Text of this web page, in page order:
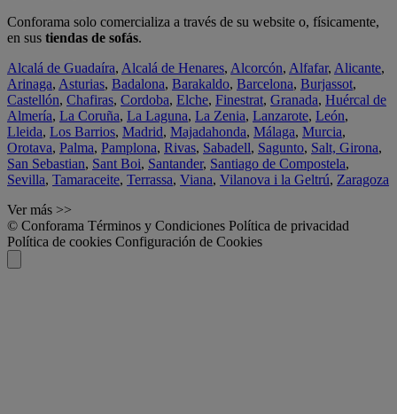
Conforama solo comercializa a través de su website o, físicamente,
en sus tiendas de sofás.
Alcalá de Guadaíra, Alcalá de Henares, Alcorcón, Alfafar, Alicante,
Arinaga, Asturias, Badalona, Barakaldo, Barcelona, Burjassot,
Castellón, Chafiras, Cordoba, Elche, Finestrat, Granada, Huércal de
Almería, La Coruña, La Laguna, La Zenia, Lanzarote, León,
Lleida, Los Barrios, Madrid, Majadahonda, Málaga, Murcia,
Orotava, Palma, Pamplona, Rivas, Sabadell, Sagunto, Salt, Girona,
San Sebastian, Sant Boi, Santander, Santiago de Compostela,
Sevilla, Tamaraceite, Terrassa, Viana, Vilanova i la Geltrú, Zaragoza
Ver más >>
© Conforama Términos y Condiciones Política de privacidad
Política de cookies Configuración de Cookies